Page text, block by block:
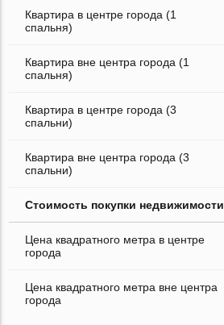
Квартира в центре города (1
спальня)
Квартира вне центра города (1
спальня)
Квартира в центре города (3
спальни)
Квартира вне центра города (3
спальни)
Стоимость покупки недвижимости
Цена квадратного метра в центре
города
Цена квадратного метра вне центра
города